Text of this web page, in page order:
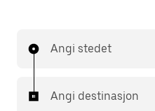
Angi stedet
Angi destinasjon